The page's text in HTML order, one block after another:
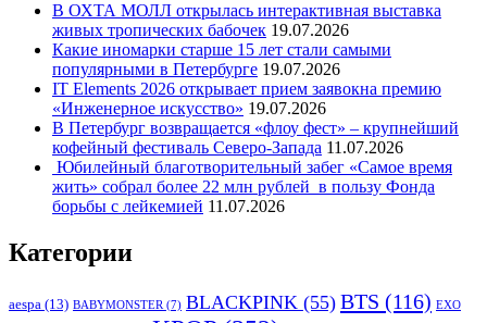
В ОХТА МОЛЛ открылась интерактивная выставка
живых тропических бабочек 19.07.2026
Какие иномарки старше 15 лет стали самыми
популярными в Петербурге 19.07.2026
IT Elements 2026 открывает прием заявокна премию
«Инженерное искусство» 19.07.2026
В Петербург возвращается «флоу фест» – крупнейший
кофейный фестиваль Северо-Запада 11.07.2026
Юбилейный благотворительный забег «Самое время
жить» собрал более 22 млн рублей в пользу Фонда
борьбы с лейкемией 11.07.2026
Категории
aespa (13) BABYMONSTER (7) BLACKPINK (55) BTS (116) EXO